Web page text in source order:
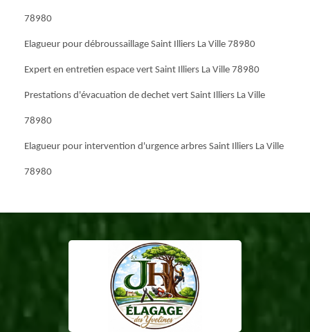
78980
Elagueur pour débroussaillage Saint Illiers La Ville 78980
Expert en entretien espace vert Saint Illiers La Ville 78980
Prestations d'évacuation de dechet vert Saint Illiers La Ville
78980
Elagueur pour intervention d'urgence arbres Saint Illiers La Ville
78980